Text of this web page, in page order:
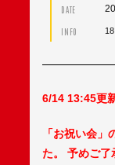
DATE
INFO
6/14 13:45更
「お祝い会
た。 予めご了